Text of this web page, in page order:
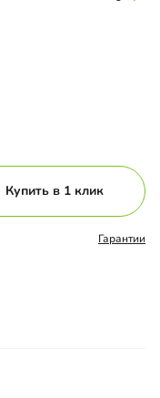
Купить в 1 клик
Гарантии